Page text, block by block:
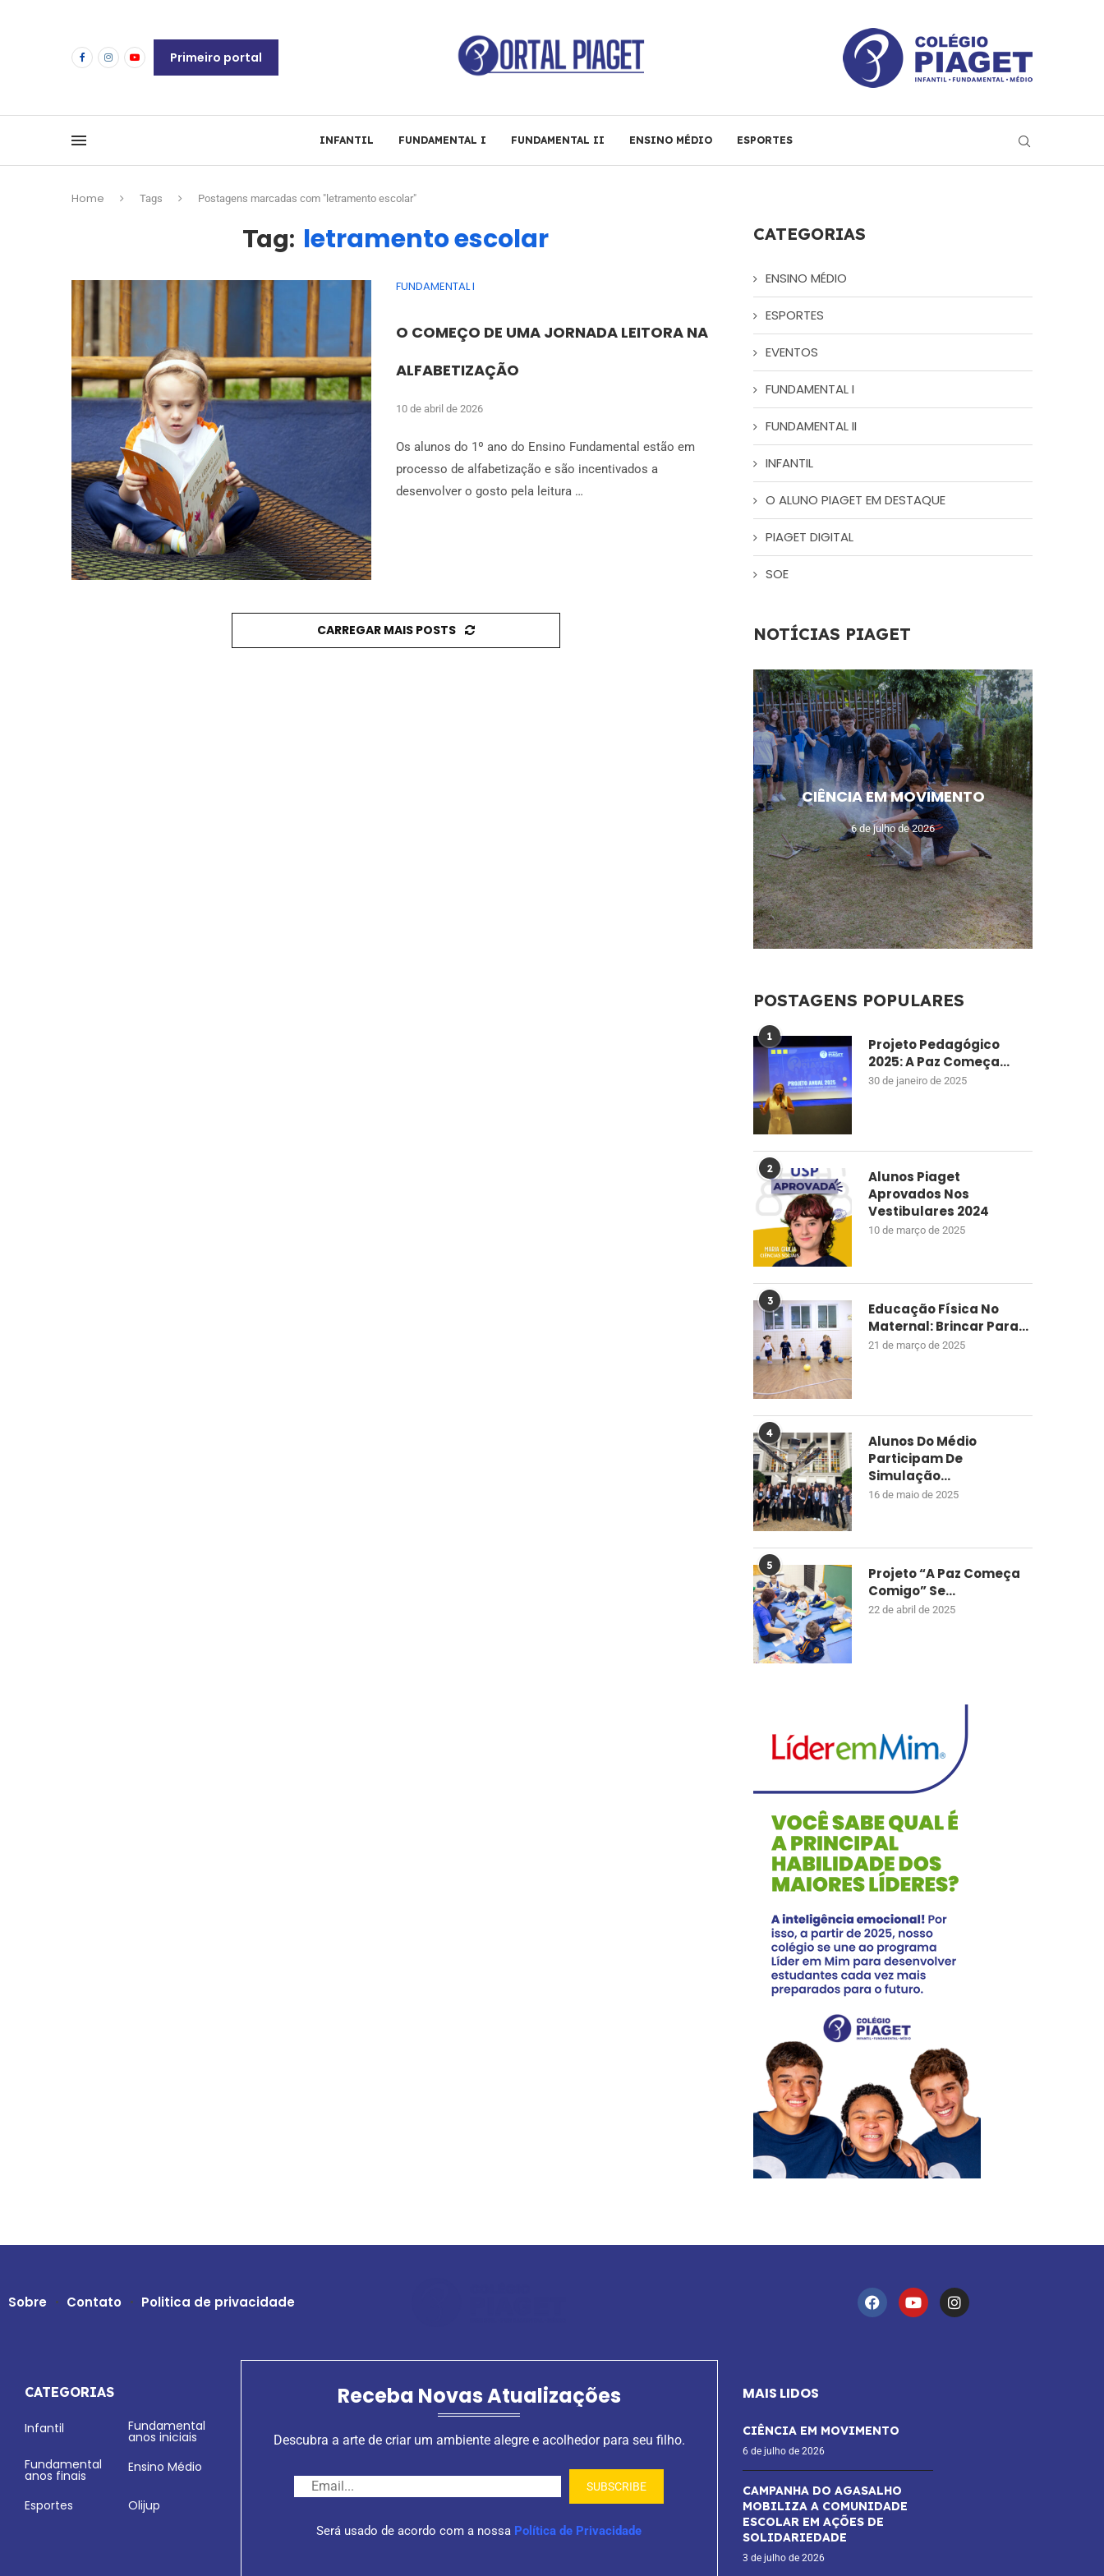
Primeiro portal
INFANTIL FUNDAMENTAL I FUNDAMENTAL II ENSINO MÉDIO ESPORTES
Home Tags Postagens marcadas com "letramento escolar"
Tag: letramento escolar
FUNDAMENTAL I
O COMEÇO DE UMA JORNADA LEITORA NA
ALFABETIZAÇÃO
10 de abril de 2026
Os alunos do 1º ano do Ensino Fundamental estão em
processo de alfabetização e são incentivados a
desenvolver o gosto pela leitura …
CARREGAR MAIS POSTS
CATEGORIAS
ENSINO MÉDIO
ESPORTES
EVENTOS
FUNDAMENTAL I
FUNDAMENTAL II
INFANTIL
O ALUNO PIAGET EM DESTAQUE
PIAGET DIGITAL
SOE
NOTÍCIAS PIAGET
CIÊNCIA EM MOVIMENTO
6 de julho de 2026
POSTAGENS POPULARES
1
Projeto Pedagógico
2025: A Paz Começa...
30 de janeiro de 2025
2
Alunos Piaget
Aprovados Nos
Vestibulares 2024
10 de março de 2025
3
Educação Física No
Maternal: Brincar Para...
21 de março de 2025
4
Alunos Do Médio
Participam De
Simulação...
16 de maio de 2025
5
Projeto “A Paz Começa
Comigo” Se...
22 de abril de 2025
Sobre Contato Politica de privacidade
CATEGORIAS
Infantil Fundamental
anos iniciais
Fundamental
anos finais
Ensino Médio
Esportes Olijup
Receba Novas Atualizações
Descubra a arte de criar um ambiente alegre e acolhedor para seu filho.
Será usado de acordo com a nossa Política de Privacidade
MAIS LIDOS
CIÊNCIA EM MOVIMENTO
6 de julho de 2026
CAMPANHA DO AGASALHO
MOBILIZA A COMUNIDADE
ESCOLAR EM AÇÕES DE
SOLIDARIEDADE
3 de julho de 2026